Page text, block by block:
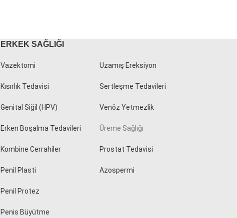
ERKEK SAĞLIĞI
Vazektomi
Kısırlık Tedavisi
Genital Siğil (HPV)
Erken Boşalma Tedavileri
Kombine Cerrahiler
Penil Plasti
Penil Protez
Penis Büyütme
Uzamış Ereksiyon
Sertleşme Tedavileri
Venöz Yetmezlik
Üreme Sağlığı
Prostat Tedavisi
Azospermi